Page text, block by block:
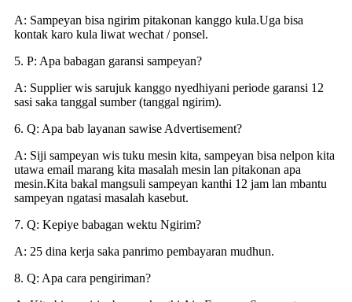
A: Sampeyan bisa ngirim pitakonan kanggo kula.Uga bisa
kontak karo kula liwat wechat / ponsel.
5. P: Apa babagan garansi sampeyan?
A: Supplier wis sarujuk kanggo nyedhiyani periode garansi 12
sasi saka tanggal sumber (tanggal ngirim).
6. Q: Apa bab layanan sawise Advertisement?
A: Siji sampeyan wis tuku mesin kita, sampeyan bisa nelpon kita
utawa email marang kita masalah mesin lan pitakonan apa
mesin.Kita bakal mangsuli sampeyan kanthi 12 jam lan mbantu
sampeyan ngatasi masalah kasebut.
7. Q: Kepiye babagan wektu Ngirim?
A: 25 dina kerja saka panrimo pembayaran mudhun.
8. Q: Apa cara pengiriman?